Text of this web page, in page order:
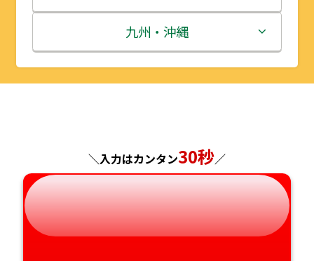
秋田県
山形県
埼玉県
千葉県
石川県
福井県
静岡県
滋賀県
京都府
奈良県
和歌山県
鳥取県
島根県
山口県
徳島県
九州・沖縄
福岡県
熊本県
大分県
＼入力はカンタン30秒／